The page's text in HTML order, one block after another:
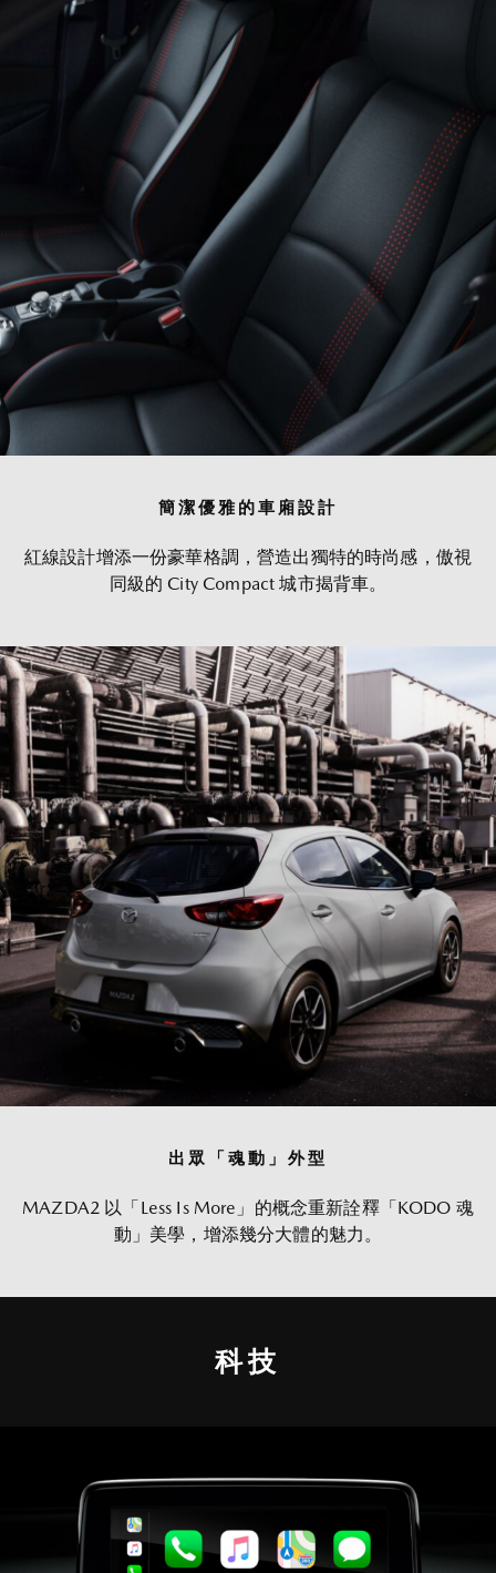
簡潔優雅的車廂設計
紅線設計增添一份豪華格調，營造出獨特的時尚感，傲視
同級的 City Compact 城市揭背車。
出眾「魂動」外型
MAZDA2 以「Less Is More」的概念重新詮釋「KODO 魂
動」美學，增添幾分大體的魅力。
科技